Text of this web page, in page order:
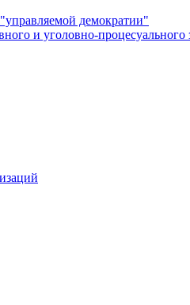
демократии"
и уголовно-процесуального